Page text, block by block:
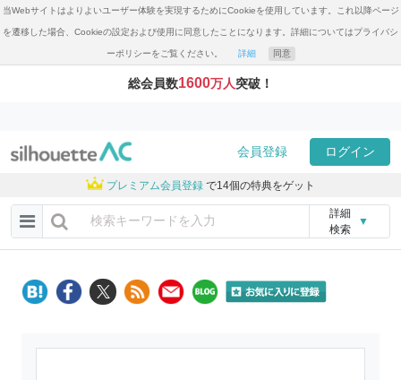
当Webサイトはよりよいユーザー体験を実現するためにCookieを使用しています。これ以降ページ
を遷移した場合、Cookieの設定および使用に同意したことになります。詳細についてはプライバシ
ーポリシーをご覧ください。 詳細 同意
総会員数1600万人突破！
会員登録 ログイン
プレミアム会員登録 で14個の特典をゲット
詳細
検索
▼